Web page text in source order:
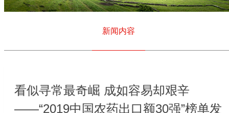
新闻内容
看似寻常最奇崛 成如容易却艰辛
——“2019中国农药出口额30强”榜单发